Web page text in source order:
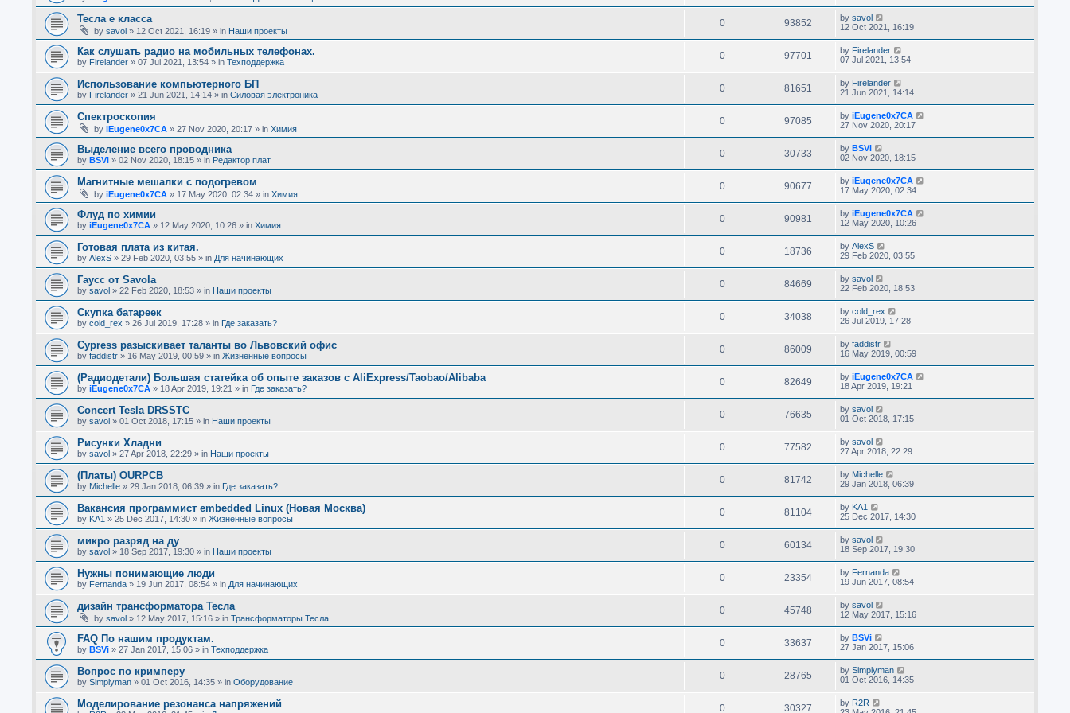
Тесла е класса
by savol » 12 Oct 2021, 16:19 » in Наши проекты
0 93852 by savol
12 Oct 2021, 16:19
Как слушать радио на мобильных телефонах.
by Firelander » 07 Jul 2021, 13:54 » in Техподдержка
0 97701 by Firelander
07 Jul 2021, 13:54
Использование компьютерного БП
by Firelander » 21 Jun 2021, 14:14 » in Силовая электроника
0 81651 by Firelander
21 Jun 2021, 14:14
Спектроскопия
by iEugene0x7CA » 27 Nov 2020, 20:17 » in Химия
0 97085 by iEugene0x7CA
27 Nov 2020, 20:17
Выделение всего проводника
by BSVi » 02 Nov 2020, 18:15 » in Редактор плат
0 30733 by BSVi
02 Nov 2020, 18:15
Магнитные мешалки с подогревом
by iEugene0x7CA » 17 May 2020, 02:34 » in Химия
0 90677 by iEugene0x7CA
17 May 2020, 02:34
Флуд по химии
by iEugene0x7CA » 12 May 2020, 10:26 » in Химия
0 90981 by iEugene0x7CA
12 May 2020, 10:26
Готовая плата из китая.
by AlexS » 29 Feb 2020, 03:55 » in Для начинающих
0 18736 by AlexS
29 Feb 2020, 03:55
Гаусс от Savola
by savol » 22 Feb 2020, 18:53 » in Наши проекты
0 84669 by savol
22 Feb 2020, 18:53
Скупка батареек
by cold_rex » 26 Jul 2019, 17:28 » in Где заказать?
0 34038 by cold_rex
26 Jul 2019, 17:28
Cypress разыскивает таланты во Львовский офис
by faddistr » 16 May 2019, 00:59 » in Жизненные вопросы
0 86009 by faddistr
16 May 2019, 00:59
(Радиодетали) Большая статейка об опыте заказов с AliExpress/Taobao/Alibaba
by iEugene0x7CA » 18 Apr 2019, 19:21 » in Где заказать?
0 82649 by iEugene0x7CA
18 Apr 2019, 19:21
Concert Tesla DRSSTC
by savol » 01 Oct 2018, 17:15 » in Наши проекты
0 76635 by savol
01 Oct 2018, 17:15
Рисунки Хладни
by savol » 27 Apr 2018, 22:29 » in Наши проекты
0 77582 by savol
27 Apr 2018, 22:29
(Платы) OURPCB
by Michelle » 29 Jan 2018, 06:39 » in Где заказать?
0 81742 by Michelle
29 Jan 2018, 06:39
Вакансия программист embedded Linux (Новая Москва)
by KA1 » 25 Dec 2017, 14:30 » in Жизненные вопросы
0 81104 by KA1
25 Dec 2017, 14:30
микро разряд на ду
by savol » 18 Sep 2017, 19:30 » in Наши проекты
0 60134 by savol
18 Sep 2017, 19:30
Нужны понимающие люди
by Fernanda » 19 Jun 2017, 08:54 » in Для начинающих
0 23354 by Fernanda
19 Jun 2017, 08:54
дизайн трансформатора Тесла
by savol » 12 May 2017, 15:16 » in Трансформаторы Тесла
0 45748 by savol
12 May 2017, 15:16
FAQ По нашим продуктам.
by BSVi » 27 Jan 2017, 15:06 » in Техподдержка
0 33637 by BSVi
27 Jan 2017, 15:06
Вопрос по кримперу
by Simplyman » 01 Oct 2016, 14:35 » in Оборудование
0 28765 by Simplyman
01 Oct 2016, 14:35
Моделирование резонанса напряжений 0 30327 by R2R